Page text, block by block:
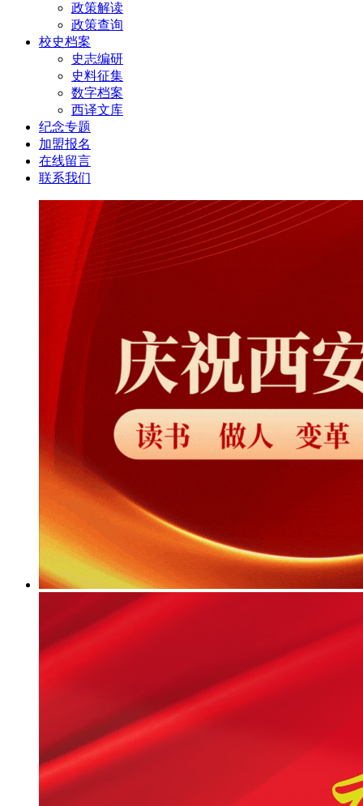
政策解读
政策查询
校史档案
史志编研
史料征集
数字档案
西译文库
纪念专题
加盟报名
在线留言
联系我们